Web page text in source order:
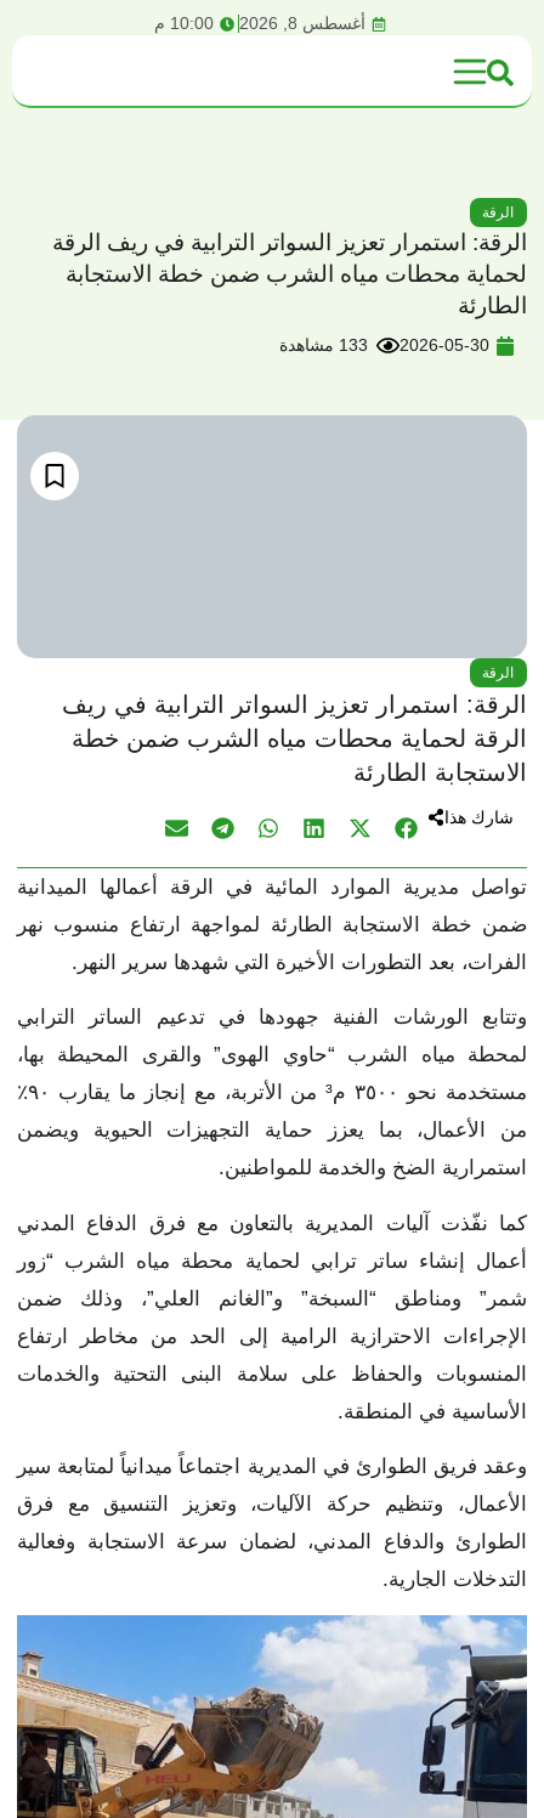
أغسطس 8, 2026 10:00 م
الرقة
الرقة: استمرار تعزيز السواتر الترابية في ريف الرقة
لحماية محطات مياه الشرب ضمن خطة الاستجابة
الطارئة
2026-05-30 133 مشاهدة
الرقة
الرقة: استمرار تعزيز السواتر الترابية في ريف
الرقة لحماية محطات مياه الشرب ضمن خطة
الاستجابة الطارئة
شارك هذا
تواصل مديرية الموارد المائية في الرقة أعمالها الميدانية
ضمن خطة الاستجابة الطارئة لمواجهة ارتفاع منسوب نهر
الفرات، بعد التطورات الأخيرة التي شهدها سرير النهر.
وتتابع الورشات الفنية جهودها في تدعيم الساتر الترابي
لمحطة مياه الشرب “حاوي الهوى” والقرى المحيطة بها،
مستخدمة نحو ٣٥٠٠ م³ من الأتربة، مع إنجاز ما يقارب ٩٠٪
من الأعمال، بما يعزز حماية التجهيزات الحيوية ويضمن
استمرارية الضخ والخدمة للمواطنين.
كما نفّذت آليات المديرية بالتعاون مع فرق الدفاع المدني
أعمال إنشاء ساتر ترابي لحماية محطة مياه الشرب “زور
شمر” ومناطق “السبخة” و”الغانم العلي”، وذلك ضمن
الإجراءات الاحترازية الرامية إلى الحد من مخاطر ارتفاع
المنسوبات والحفاظ على سلامة البنى التحتية والخدمات
الأساسية في المنطقة.
وعقد فريق الطوارئ في المديرية اجتماعاً ميدانياً لمتابعة سير
الأعمال، وتنظيم حركة الآليات، وتعزيز التنسيق مع فرق
الطوارئ والدفاع المدني، لضمان سرعة الاستجابة وفعالية
التدخلات الجارية.